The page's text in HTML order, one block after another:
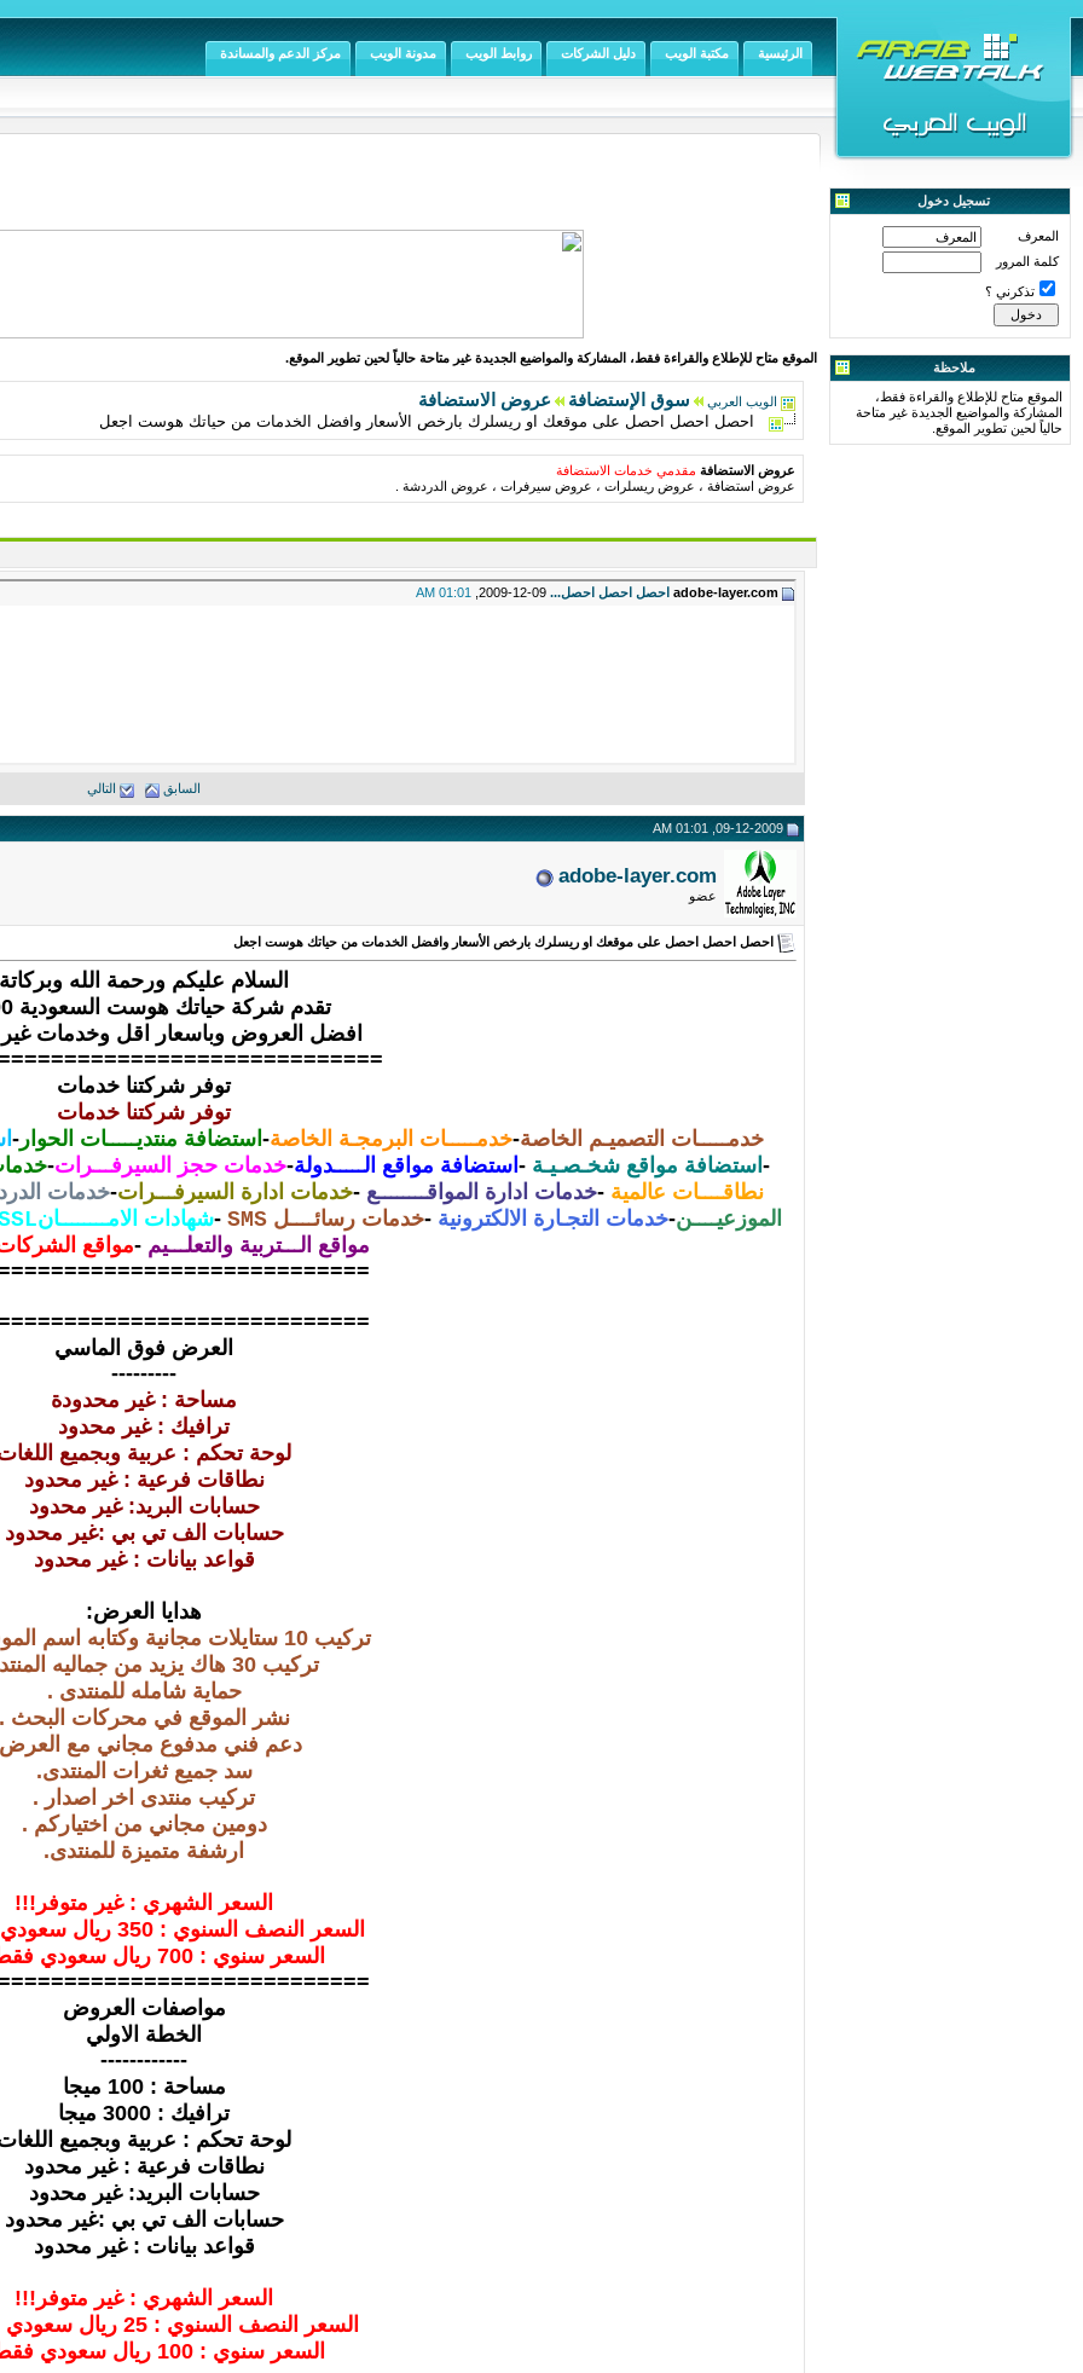
الرئيسية مكتبة الويب دليل الشركات روابط الويب مدونة الويب مركز الدعم والمساندة
تسجيل دخول
المعرف
كلمة المرور
تذكرني ؟
ملاحظة
الموقع متاح للإطلاع والقراءة فقط،
المشاركة والمواضيع الجديدة غير متاحة
حالياً لحين تطوير الموقع.
الموقع متاح للإطلاع والقراءة فقط، المشاركة والمواضيع الجديدة غير متاحة حالياً لحين تطوير الموقع.
الويب العربي سوق الإستضافة عروض الاستضافة
احصل احصل احصل على موقعك او ريسلرك بارخص الأسعار وافضل الخدمات من حياتك هوست اجعل
عروض الاستضافة مقدمي خدمات الاستضافة
عروض استضافة ، عروض ريسلرات ، عروض سيرفرات ، عروض الدردشة .
adobe-layer.com احصل احصل احصل... 01:01 AM
السابق التالي
adobe-layer.com
عضو
احصل احصل احصل على موقعك او ريسلرك بارخص الأسعار وافضل الخدمات من حياتك هوست اجعل
السلام عليكم ورحمة الله وبركاتة
تقدم شركة حياتك هوست السعودية 100%
افضل العروض وباسعار اقل وخدمات
توفر شركتنا خدمات
توفر شركتنا خدمات
خدمـــــات التصميـم الخاصة-خدمـــــات البرمجـة الخاصة- استضافة منتديـــــات الحوار -
- استضافة مواقع شخـصـيـة - استضافة مواقع الـــــدولة-خدمات حجز السيرفـــرات-
نطاقــــات عالمية -خدمات ادارة المواقــــــــع -خدمات ادارة السيرفـــرات-خدمات
الموزعيــــن-خدمات التجـارة الالكترونية -خدمات رسائــــلSMS
-شهادات الامــــــــان
مواقع الـــتربية والتعلـــيم -مواقع الشركات
العرض فوق الماسي
---------
مساحة : غير محدودة
ترافيك : غير محدود
لوحة تحكم : عربية وبجميع
نطاقات فرعية : غير محدود
حسابات البريد: غير محدود
حسابات الف تي بي :غير محدود
قواعد بيانات : غير محدود
هدايا العرض:
تركيب 10 ستايلات مجانية وكتابه اسم الموقع عليها .
تركيب 30 هاك يزيد من جماليه المنتدى .
حماية شامله للمنتدى .
نشر الموقع في محركات البحث .
دعم فني مدفوع مجاني مع
سد جميع ثغرات المنتدى.
تركيب منتدى اخر اصدار .
دومين مجاني من اختياركم .
ارشفة متميزة للمنتدى.
السعر الشهري : غير متوفر!!!
السعر النصف السنوي : 350 ريال سعودي فقط !!!
السعر سنوي : 700 ريال سعودي فقط !!!
مواصفات العروض
الخطة الاولي
------------
مساحة : 100 ميجا
ترافيك : 3000 ميجا
لوحة تحكم : عربية وبجميع
نطاقات فرعية : غير محدود
حسابات البريد: غير محدود
حسابات الف تي بي :غير محدود
قواعد بيانات : غير محدود
السعر الشهري : غير متوفر!!!
السعر النصف السنوي : 25 ريال سعودي فقط !!!
السعر سنوي : 100 ريال سعودي فقط !!!